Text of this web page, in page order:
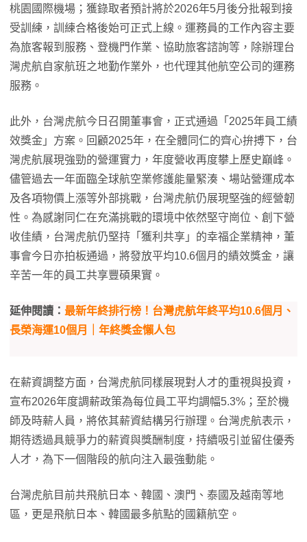
桃園國際機場；獲錄取者預計將於2026年5月後分批報到接
受訓練，訓練合格後始可正式上線。運務員的工作內容主要
為旅客報到服務、登機門作業、協助旅客諮詢等，除辦理台
灣虎航自家航班之地勤作業外，也代理其他航空公司的運務
服務。
此外，台灣虎航今日召開董事會，正式通過「2025年員工績
效獎金」方案。回顧2025年，在全體同仁的齊心拚搏下，台
灣虎航展現強勁的營運實力，年度營收再度攀上歷史巔峰。
儘管過去一年面臨全球航空業修護能量緊湊、場站營運成本
及各項物價上漲等外部挑戰，台灣虎航仍展現堅強的經營韌
性。為感謝同仁在充滿挑戰的環境中依然堅守崗位、創下營
收佳績，台灣虎航仍堅持「獲利共享」的幸福企業精神，董
事會今日亦拍板通過，將發放平均10.6個月的績效獎金，讓
辛苦一年的員工共享豐碩果實。
延伸閱讀： 最新年終排行榜！台灣虎航年終平均10.6個月、
長榮海運10個月｜年終獎金懶人包
在薪資調整方面，台灣虎航同樣展現對人才的重視與投資，
宣布2026年度調薪政策為每位員工平均調幅5.3%；至於機
師及時薪人員，將依其薪資結構另行辦理。台灣虎航表示，
期待透過具競爭力的薪資與獎酬制度，持續吸引並留住優秀
人才，為下一個階段的航向注入最強動能。
台灣虎航目前共飛航日本、韓國、澳門、泰國及越南等地
區，更是飛航日本、韓國最多航點的國籍航空。